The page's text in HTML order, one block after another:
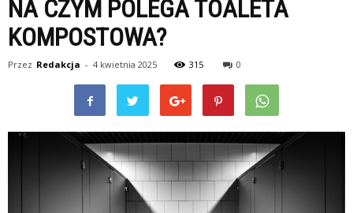
NA CZYM POLEGA TOALETA
KOMPOSTOWA?
Przez Redakcja - 4 kwietnia 2025 315 0